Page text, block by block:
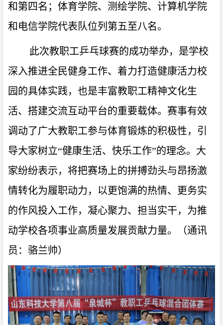
和第四名；体育学院、测绘学院、计算机学院
和电信学院代表队位列第五至八名。
此次教职工乒乓球赛的成功举办，是学校
深入推进全民健身工作、着力打造健康活力校
园的具体实践，也是丰富教职工精神文化生
活、搭建交流互动平台的重要载体。赛事有效
调动了广大教职工参与体育锻炼的积极性，引
导大家树立“健康生活、快乐工作”的理念。大
家纷纷表示，将把赛场上的拼搏劲头与昂扬激
情转化为履职动力，以更饱满的热情、更务实
的作风投入工作，凝心聚力、担当实干，为推
动学校各项事业高质量发展贡献力量。（通讯
员：骆兰帅）